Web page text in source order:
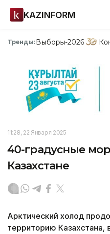
KAZINFORM
Тренды:Выборы-2026
11:28, 22 Января 2025
40-градусные
Казахстане
Арктический холод
территорию